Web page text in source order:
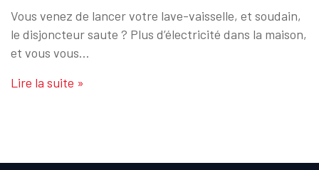
Vous venez de lancer votre lave-vaisselle, et soudain,
le disjoncteur saute ? Plus d’électricité dans la maison,
et vous vous…
Lire la suite »